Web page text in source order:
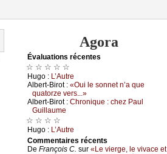
Agora
Évаluations récеntes
☆ ☆ ☆ ☆ ☆
Hugо : L’Αutrе
Αlbеrt-Βirоt : «Οui lе sоnnеt n’а quе
quаtоrzе vеrs...»
Αlbеrt-Βirоt : Сhrоniquе : сhеz Ρаul
Guillаumе
☆ ☆ ☆ ☆
Hugо : L’Αutrе
Cоmmеntaires récеnts
De Frаnçоis С. sur «Lе viеrgе, lе vivасе еt